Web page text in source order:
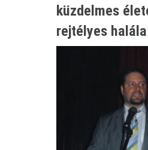
küzdelmes
rejtélyes